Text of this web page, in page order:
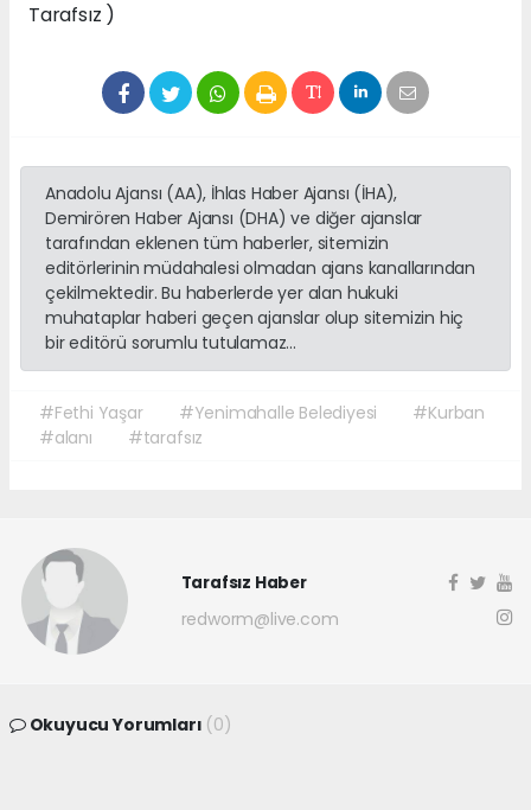
Tarafsız )
Anadolu Ajansı (AA), İhlas Haber Ajansı (İHA),
Demirören Haber Ajansı (DHA) ve diğer ajanslar
tarafından eklenen tüm haberler, sitemizin
editörlerinin müdahalesi olmadan ajans kanallarından
çekilmektedir. Bu haberlerde yer alan hukuki
muhataplar haberi geçen ajanslar olup sitemizin hiç
bir editörü sorumlu tutulamaz...
#Fethi Yaşar #Yenimahalle Belediyesi
#Kurban
#alanı
#tarafsız
Tarafsız Haber
redworm@live.com
Okuyucu Yorumları (0)